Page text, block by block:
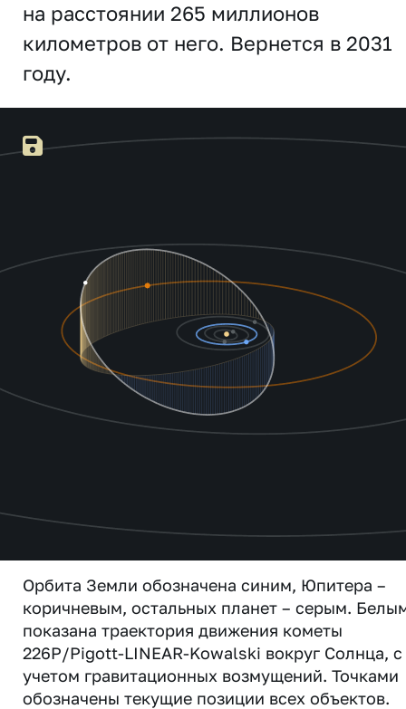
на расстоянии 265 миллионов
километров от него. Вернется в 2031
году.
Орбита Земли обозначена синим, Юпитера –
коричневым, остальных планет – серым.
показана траектория движения кометы
226P/Pigott-LINEAR-Kowalski вокруг Солнца, с
учетом гравитационных возмущений. Точками
обозначены текущие позиции всех объектов.